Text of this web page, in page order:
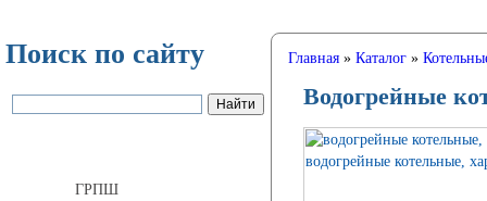
Поиск по сайту
ГРПШ
Главная» Каталог»
Водогрейные